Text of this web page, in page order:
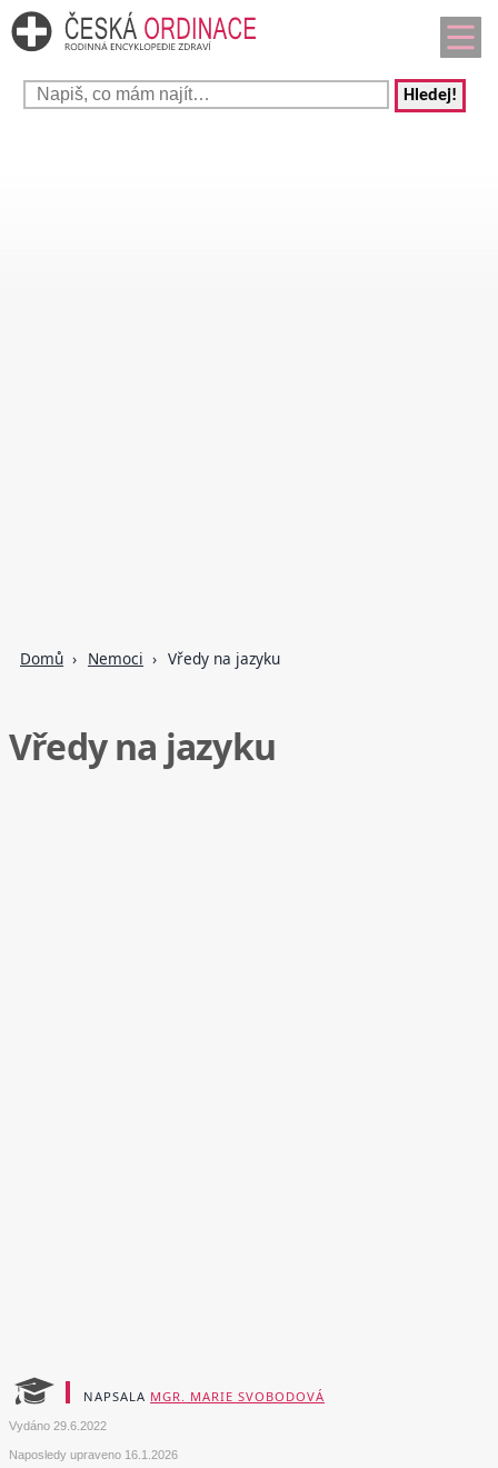
Hledej!
Domů Nemoci Vředy na jazyku
Vředy na jazyku
NAPSALA MGR. MARIE SVOBODOVÁ
Vydáno 29.6.2022
Naposledy upraveno 16.1.2026